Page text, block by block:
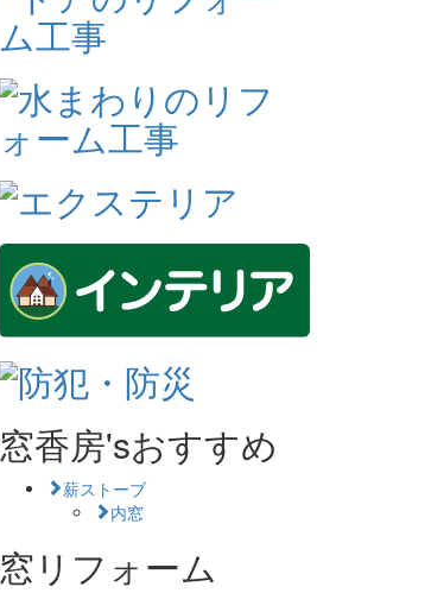
窓香房'sおすすめ
薪ストーブ
内窓
窓リフォーム